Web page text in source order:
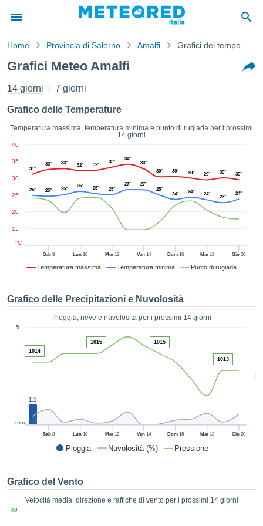
di
stati
da
che le
È
Web
le
per
senza
clic sul
CONTINUA
Home Provincia di Salerno Amalfi Grafici del tempo
Grafici Meteo Amalfi
14 giorni 7 giorni
Grafico delle Temperature
Temperatura massima, temperatura minima e punto di rugiada per i prossimi
14 giorni
Temperatura massima Temperatura minima Punto di rugiada
Sab8 Lun 10 Mer12 Ven14 Dom16 Mar18 Gio 20
15
20
25
30
35
40
°C
31°
33° 33° 32° 32°
33°
34°
33°
30°
30° 30° 29° 30° 30°
25° 25° 25°
26° 25° 25°
27°
27°
25°
24°
24° 24°
23°
24°
Grafico delle Precipitazioni e Nuvolosità
Pioggia, neve e nuvolosità per i prossimi 14 giorni
Pioggia Nuvolosità (%) Pressione
50
Sab8 Lun 10 Mer12 Ven14 Dom16 Mar18 Gio 20
5
mm
1.1
1014
1015 1015
1013
Grafico del Vento
Velocità media, direzione e raffiche di vento per i prossimi 14 giorni
40